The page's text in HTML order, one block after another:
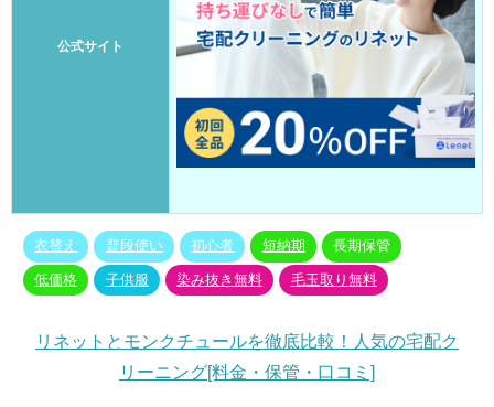
公式サイト
衣替え 普段使い 初心者 短納期 長期保管
低価格 子供服 染み抜き無料 毛玉取り無料
リネットとモンクチュールを徹底比較！人気の宅配ク
リーニング[料金・保管・口コミ]